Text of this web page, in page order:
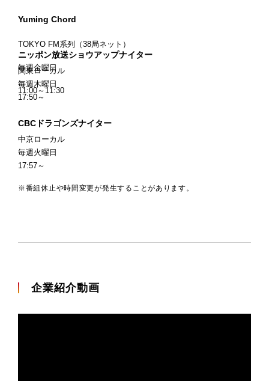
Yuming Chord
TOKYO FM系列（38局ネット）
毎週金曜日
11:00～11:30
ニッポン放送ショウアップナイター
関東ローカル
毎週木曜日
17:50～
CBCドラゴンズナイター
中京ローカル
毎週火曜日
17:57～
※番組休止や時間変更が発生することがあります。
企業紹介動画